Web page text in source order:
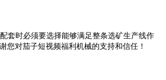
套时必须要选择能够满足整条选矿生产线作
对茄子短视频福利机械的支持和信任！